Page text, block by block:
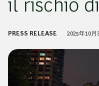
il rischio
PRESS RELEASE 2025年10月